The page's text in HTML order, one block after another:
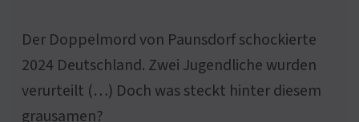
Der Doppelmord von Paunsdorf schockierte
2024 Deutschland. Zwei Jugendliche wurden
verurteilt (…) Doch was steckt hinter diesem
grausamen?